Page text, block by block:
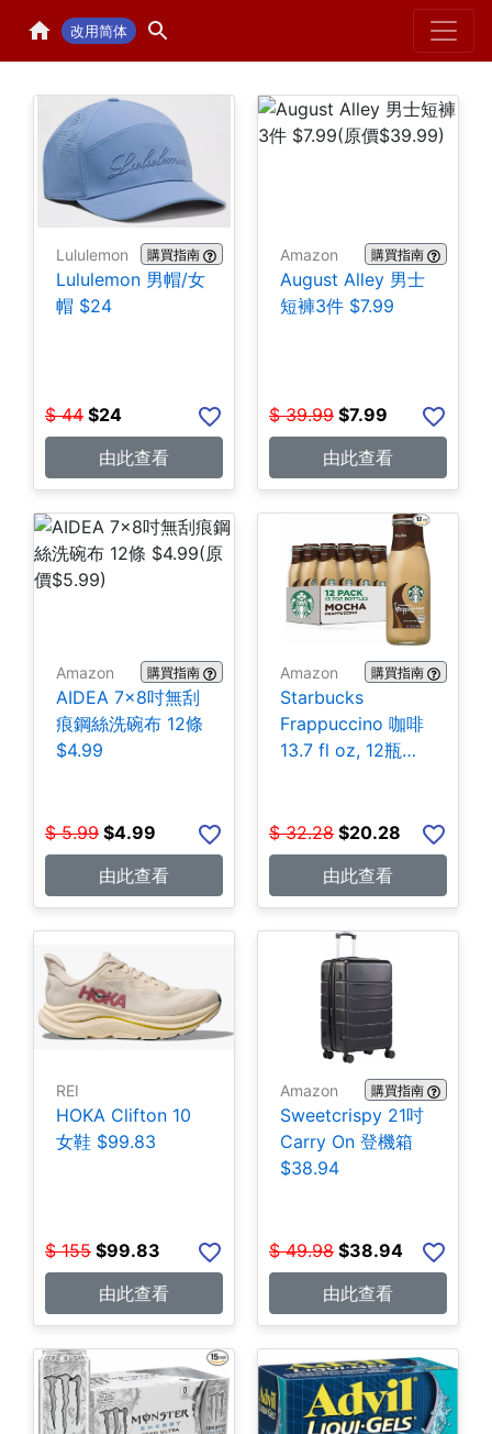
改用简体 Home
Lululemon 購買指南
Lululemon 男帽/女
帽 $24
$ 44 $24
由此查看
Amazon 購買指南
August Alley 男士
短褲3件 $7.99
$ 39.99 $7.99
由此查看
Amazon 購買指南
AIDEA 7×8吋無刮
痕鋼絲洗碗布 12條
$4.99
$ 5.99 $4.99
由此查看
Amazon 購買指南
Starbucks
Frappuccino 咖啡
13.7 fl oz, 12瓶
$ 32.28 $20.28
由此查看
REI
HOKA Clifton 10
女鞋 $99.83
$ 155 $99.83
由此查看
Amazon 購買指南
Sweetcrispy 21吋
Carry On 登機箱
$38.94
$ 49.98 $38.94
由此查看